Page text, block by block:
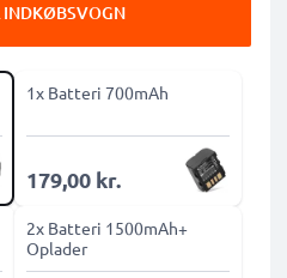
1x Batteri 700mAh
179,00 kr.
2x Batteri 1500mAh+
Oplader